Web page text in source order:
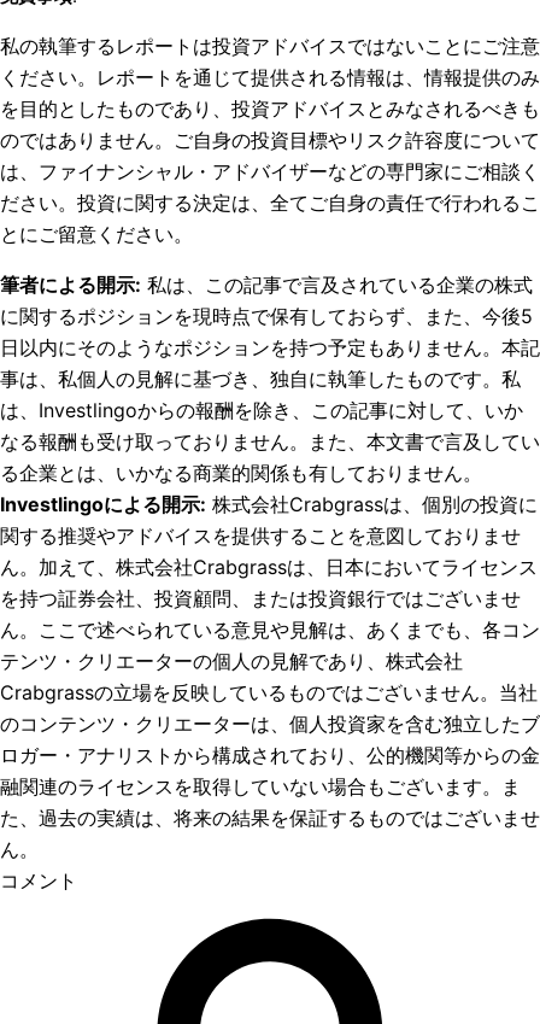
私の執筆するレポートは投資アドバイスではないことにご注意
ください。レポートを通じて提供される情報は、情報提供のみ
を目的としたものであり、投資アドバイスとみなされるべきも
のではありません。ご自身の投資目標やリスク許容度について
は、ファイナンシャル・アドバイザーなどの専門家にご相談く
ださい。投資に関する決定は、全てご自身の責任で行われるこ
とにご留意ください。
筆者による開示: 私は、この記事で言及されている企業の株式
に関するポジションを現時点で保有しておらず、また、今後5
日以内にそのようなポジションを持つ予定もありません。 本記
事は、私個人の見解に基づき、独自に執筆したものです。私
は、Investlingoからの報酬を除き、この記事に対して、いか
なる報酬も受け取っておりません。また、本文書で言及してい
る企業とは、いかなる商業的関係も有しておりません。
Investlingoによる開示: 株式会社Crabgrassは、個別の投資に
関する推奨やアドバイスを提供することを意図しておりませ
ん。加えて、株式会社Crabgrassは、日本においてライセンス
を持つ証券会社、投資顧問、または投資銀行ではございませ
ん。ここで述べられている意見や見解は、あくまでも、各コン
テンツ・クリエーターの個人の見解であり、株式会社
Crabgrassの立場を反映しているものではございません。当社
のコンテンツ・クリエーターは、個人投資家を含む独立したブ
ロガー・アナリストから構成されており、公的機関等からの金
融関連のライセンスを取得していない場合もございます。ま
た、過去の実績は、将来の結果を保証するものではございませ
ん。
コメント